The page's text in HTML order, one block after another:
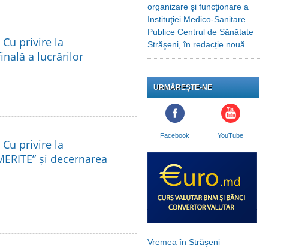
privire la
a lucrărilor
privire la
și decernarea
organizare şi funcţionare a
Instituţiei Medico-Sanitare
Publice Centrul de Sănătate
Străşeni, în redacție nouă
URMĂREȘTE-NE
Facebook YouTube
Vremea în Strășeni